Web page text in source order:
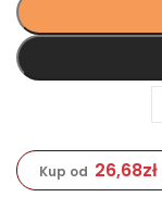
Kup od 26,68zł